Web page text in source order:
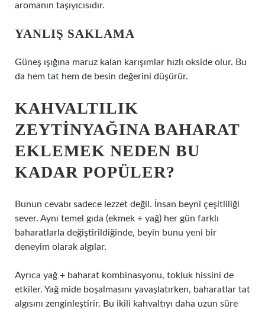
aromanın taşıyıcısıdır.
YANLIŞ SAKLAMA
Güneş ışığına maruz kalan karışımlar hızlı okside olur. Bu
da hem tat hem de besin değerini düşürür.
KAHVALTILIK
ZEYTINYAĞINA BAHARAT
EKLEMEK NEDEN BU
KADAR POPÜLER?
Bunun cevabı sadece lezzet değil. İnsan beyni çeşitliliği
sever. Aynı temel gıda (ekmek + yağ) her gün farklı
baharatlarla değiştirildiğinde, beyin bunu yeni bir
deneyim olarak algılar.
Ayrıca yağ + baharat kombinasyonu, tokluk hissini de
etkiler. Yağ mide boşalmasını yavaşlatırken, baharatlar tat
algısını zenginleştirir. Bu ikili kahvaltıyı daha uzun süre